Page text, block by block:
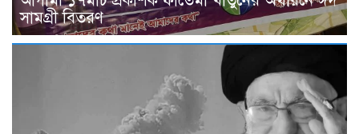
সামগ্রী বিতরণ